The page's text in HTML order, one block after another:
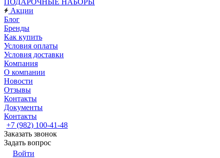
ПОДАРОЧНЫЕ НАБОРЫ
Акции
Блог
Бренды
Как купить
Условия оплаты
Условия доставки
Компания
О компании
Новости
Отзывы
Контакты
Документы
Контакты
+7 (982) 100-41-48
Заказать звонок
Задать вопрос
Войти